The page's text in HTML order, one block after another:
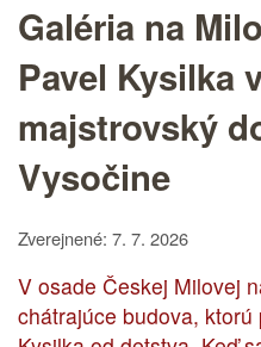
Galéria na
Pavel Kysilka
majstrovský
Vysočine
Zverejnené: 7. 7. 2026
V osade Českej Milovej
chátrajúce budova,